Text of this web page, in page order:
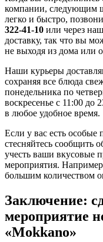
компании, следующим
легко и быстро,
322-41-10 или через
доставку, так что вы
не выходя из дома или
Наши курьеры
сохраняя все блюда
понедельника по
воскресенье с 11:00 до
в любое удобное время.
Если у вас есть
стесняйтесь сообщить
учесть ваши вкусовые
мероприятия.
большим количеством
Заключение:
мероприятие
«Mokkano»